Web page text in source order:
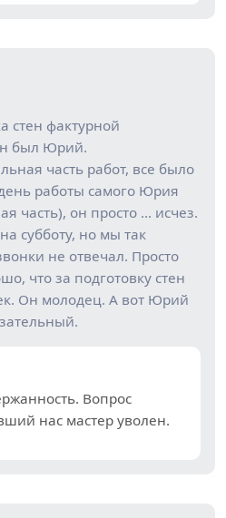
стен фактурной
был Юрий.
часть работ, все было
работы самого Юрия
часть), он просто … исчез.
субботу, но мы так
не отвечал. Просто
что за подготовку стен
Он молодец. А вот Юрий
Вопрос
нас мастер уволен.